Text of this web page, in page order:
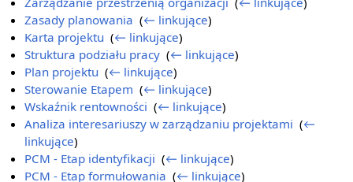
Zasady planowania ‎(← linkujące)
Karta projektu ‎(← linkujące)
Struktura podziału pracy ‎(← linkujące)
Plan projektu ‎(← linkujące)
Sterowanie Etapem ‎(← linkujące)
Wskaźnik rentowności ‎(← linkujące)
Analiza interesariuszy w zarządzaniu projektami ‎(←
linkujące)
PCM - Etap identyfikacji ‎(← linkujące)
PCM - Etap formułowania ‎(← linkujące)